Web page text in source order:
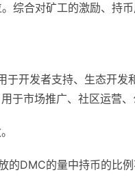
综合对矿工的激励、持
开发者支持、生态开发
于市场推广、社区运营、
的DMC的量中持币的比